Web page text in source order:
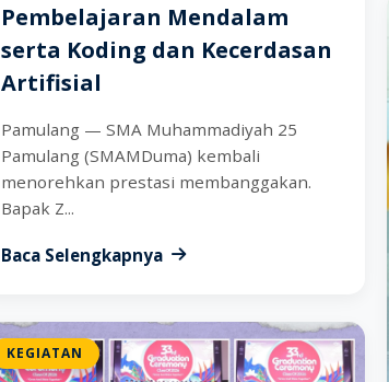
Pembelajaran Mendalam
serta Koding dan Kecerdasan
Artifisial
Pamulang — SMA Muhammadiyah 25
Pamulang (SMAMDuma) kembali
menorehkan prestasi membanggakan.
Bapak Z...
Baca Selengkapnya
KEGIATAN